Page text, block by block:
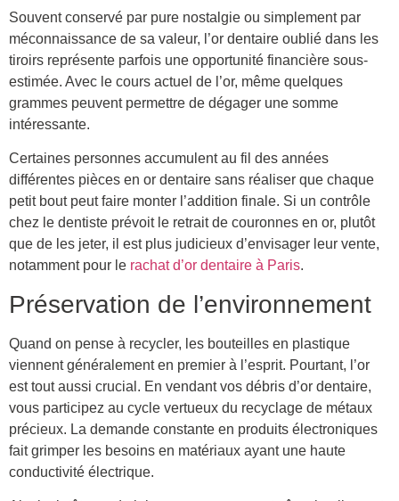
Souvent conservé par pure nostalgie ou simplement par
méconnaissance de sa valeur, l’or dentaire oublié dans les
tiroirs représente parfois une opportunité financière sous-
estimée. Avec le cours actuel de l’or, même quelques
grammes peuvent permettre de dégager une somme
intéressante.
Certaines personnes accumulent au fil des années
différentes pièces en or dentaire sans réaliser que chaque
petit bout peut faire monter l’addition finale. Si un contrôle
chez le dentiste prévoit le retrait de couronnes en or, plutôt
que de les jeter, il est plus judicieux d’envisager leur vente,
notamment pour le rachat d’or dentaire à Paris.
Préservation de l’environnement
Quand on pense à recycler, les bouteilles en plastique
viennent généralement en premier à l’esprit. Pourtant, l’or
est tout aussi crucial. En vendant vos débris d’or dentaire,
vous participez au cycle vertueux du recyclage de métaux
précieux. La demande constante en produits électroniques
fait grimper les besoins en matériaux ayant une haute
conductivité électrique.